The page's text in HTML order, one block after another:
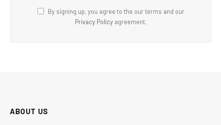
By signing up, you agree to the our terms and our
Privacy Policy agreement.
ABOUT US